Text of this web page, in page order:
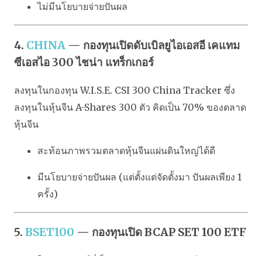
ไม่มีนโยบายจ่ายปันผล
4. CHINA — กองทุนเปิดดับเบิลยูไอเอสอี เคแทม
ซีเอสไอ 300 ไชน่า แทร็กเกอร์
ลงทุนในกองทุน W.I.S.E. CSI 300 China Tracker ซึ่ง
ลงทุนในหุ้นจีน A-Shares 300 ตัว คิดเป็น 70% ของตลาด
หุ้นจีน
สะท้อนภาพรวมตลาดหุ้นจีนแผ่นดินใหญ่ได้ดี
มีนโยบายจ่ายปันผล (แต่ตั้งแต่จัดตั้งมา ปันผลเพียง 1
ครั้ง)
5. BSET100 — กองทุนเปิด BCAP SET 100 ETF